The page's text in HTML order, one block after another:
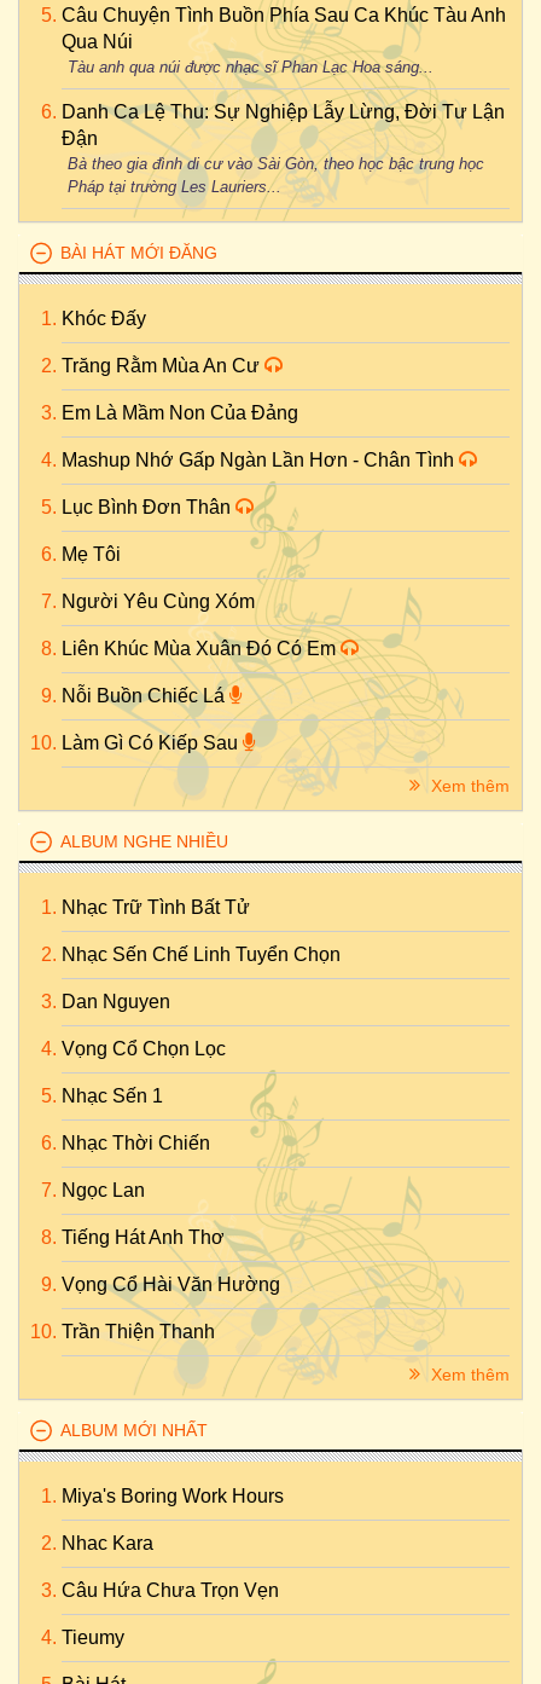
Câu Chuyện Tình Buồn Phía Sau Ca Khúc Tàu Anh
Qua Núi
Tàu anh qua núi được nhạc sĩ Phan Lạc Hoa sáng...
Danh Ca Lệ Thu: Sự Nghiệp Lẫy Lừng, Đời Tư Lận
Đận
Bà theo gia đình di cư vào Sài Gòn, theo học bậc trung học
Pháp tại trường Les Lauriers...
BÀI HÁT MỚI ĐĂNG
Khóc Đấy
Trăng Rằm Mùa An Cư
Em Là Mầm Non Của Đảng
Mashup Nhớ Gấp Ngàn Lần Hơn - Chân Tình
Lục Bình Đơn Thân
Mẹ Tôi
Người Yêu Cùng Xóm
Liên Khúc Mùa Xuân Đó Có Em
Nỗi Buồn Chiếc Lá
Làm Gì Có Kiếp Sau
Xem thêm
ALBUM NGHE NHIỀU
Nhạc Trữ Tình Bất Tử
Nhạc Sến Chế Linh Tuyển Chọn
Dan Nguyen
Vọng Cổ Chọn Lọc
Nhạc Sến 1
Nhạc Thời Chiến
Ngọc Lan
Tiếng Hát Anh Thơ
Vọng Cổ Hài Văn Hường
Trần Thiện Thanh
Xem thêm
ALBUM MỚI NHẤT
Miya's Boring Work Hours
Nhac Kara
Câu Hứa Chưa Trọn Vẹn
Tieumy